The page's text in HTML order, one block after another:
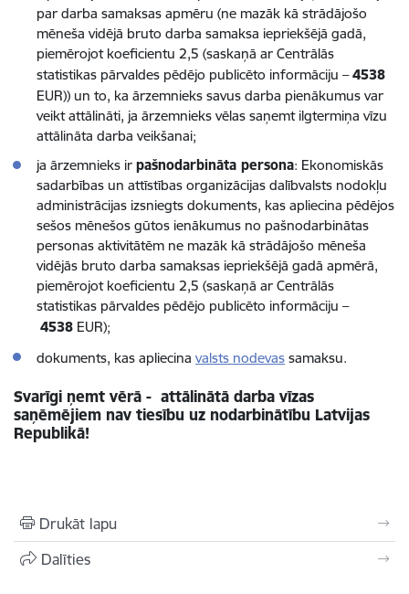
par darba samaksas apmēru (ne mazāk kā strādājošo
mēneša vidējā bruto darba samaksa iepriekšējā gadā,
piemērojot koeficientu 2,5 (saskaņā ar Centrālās
statistikas pārvaldes pēdējo publicēto informāciju –4538
EUR)) un to, ka ārzemnieks savus darba pienākumus var
veikt attālināti, ja ārzemnieks vēlas saņemt ilgtermiņa vīzu
attālināta darba veikšanai;
ja ārzemnieks ir pašnodarbināta persona: Ekonomiskās
sadarbības un attīstības organizācijas dalībvalsts nodokļu
administrācijas izsniegts dokuments, kas apliecina pēdējos
sešos mēnešos gūtos ienākumus no pašnodarbinātas
personas aktivitātēm ne mazāk kā strādājošo mēneša
vidējās bruto darba samaksas iepriekšējā gadā apmērā,
piemērojot koeficientu 2,5 (saskaņā ar Centrālās
statistikas pārvaldes pēdējo publicēto informāciju –
4538 EUR);
dokuments, kas apliecina valsts nodevas samaksu.
Svarīgi ņemt vērā - attālinātā darba vīzas
saņēmējiem nav tiesību uz nodarbinātību Latvijas
Republikā!
Drukāt lapu
Dalīties